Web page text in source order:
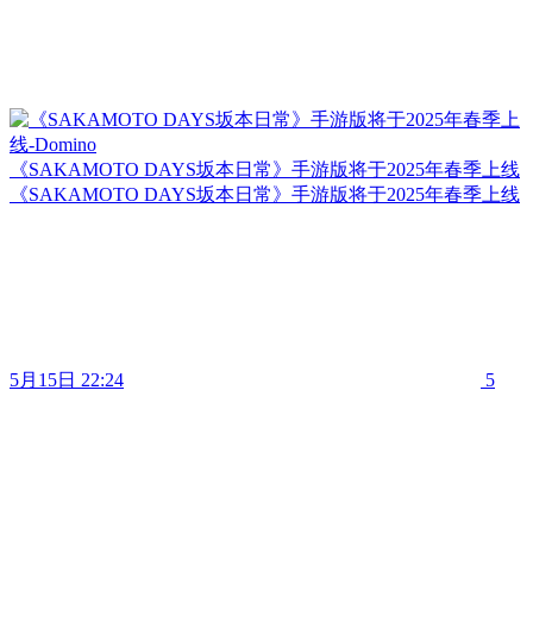
《SAKAMOTO DAYS坂本日常》手游版将于2025年春季上线
《SAKAMOTO DAYS坂本日常》手游版将于2025年春季上线
5月15日 22:24 5